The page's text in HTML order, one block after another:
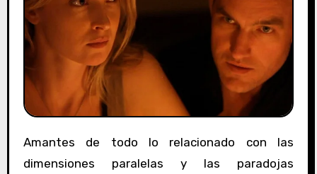
Amantes de todo lo relacionado con las
dimensiones paralelas y las paradojas